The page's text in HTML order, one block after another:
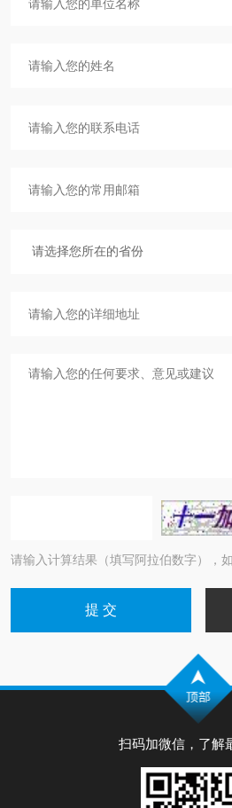
请输入计算结果（填写阿拉伯数字），
扫码加微信，了解